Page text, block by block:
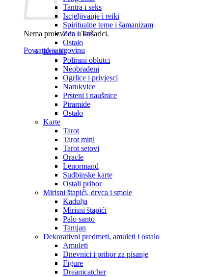
Nema proizvoda u košarici.
Povratak u trgovinu
Tantra i seks
Iscjeljivanje i reiki
Spiritualne teme i šamanizam
Zen i Tao
Ostalo
Kristali
Polirani oblutci
Neobrađeni
Ogrlice i privjesci
Narukvice
Prsteni i naušnice
Piramide
Ostalo
Karte
Tarot
Tarot mini
Tarot setovi
Oracle
Lenormand
Sudbinske karte
Ostali pribor
Mirisni štapići, drvca i smole
Kadulja
Mirisni štapići
Palo santo
Tamjan
Dekorativni predmeti, amuleti i ostalo
Amuleti
Dnevnici i pribor za pisanje
Figure
Dreamcatcher